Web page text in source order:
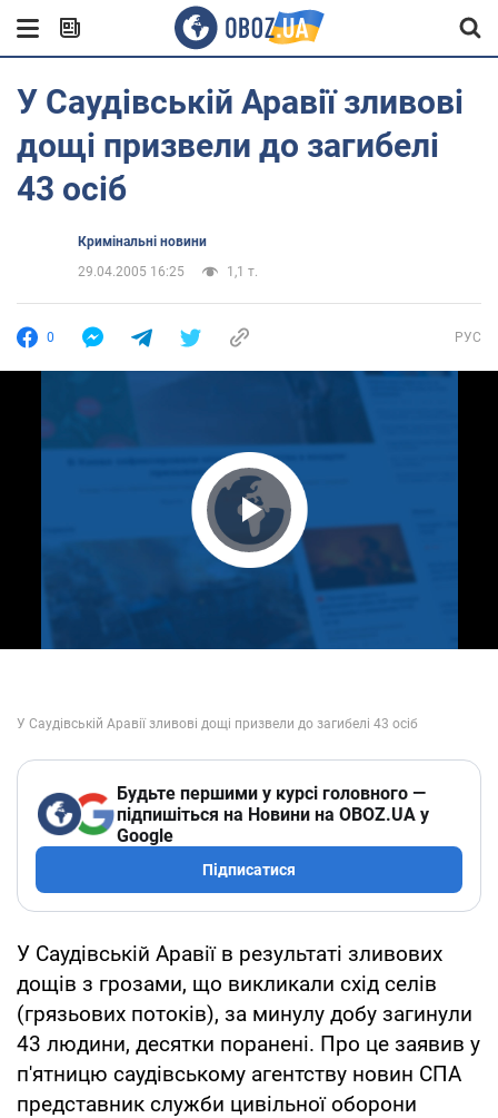
У Саудівській Аравії зливові
дощі призвели до загибелі
43 осіб
Кримінальні новини
29.04.2005 16:25
1,1 т.
0 РУС
Play Video
Будьте першими у курсі головного —
підпишіться на Новини на OBOZ.UA у
Google
Підписатися
У Саудівській Аравії в результаті зливових
дощів з грозами, що викликали схід селів
(грязьових потоків), за минулу добу загинули
43 людини, десятки поранені. Про це заявив у
п'ятницю саудівському агентству новин СПА
представник служби цивільної оборони